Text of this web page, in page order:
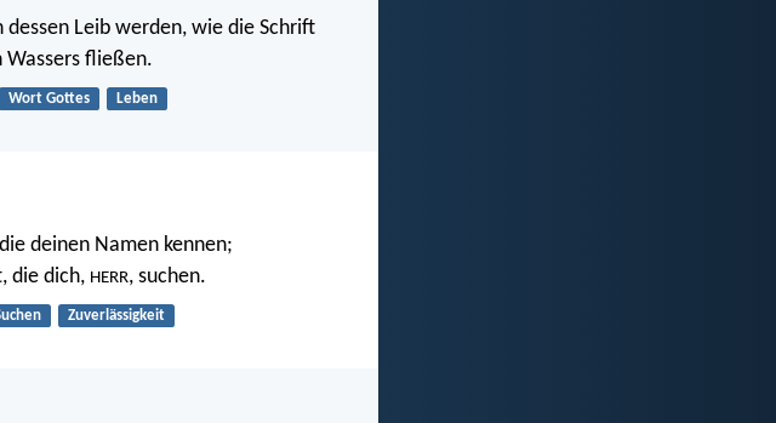
Leib werden, wie die Schrift
Wassers fließen.
Wort Gottes Leben
deinen Namen kennen;
die dich, HERR, suchen.
Zuverlässigkeit